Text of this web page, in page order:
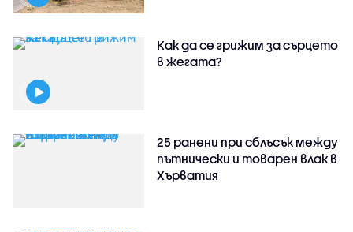
Как да се грижим за сърцето
в жегата?
25 ранени при сблъсък между
пътнически и товарен влак в
Хърватия